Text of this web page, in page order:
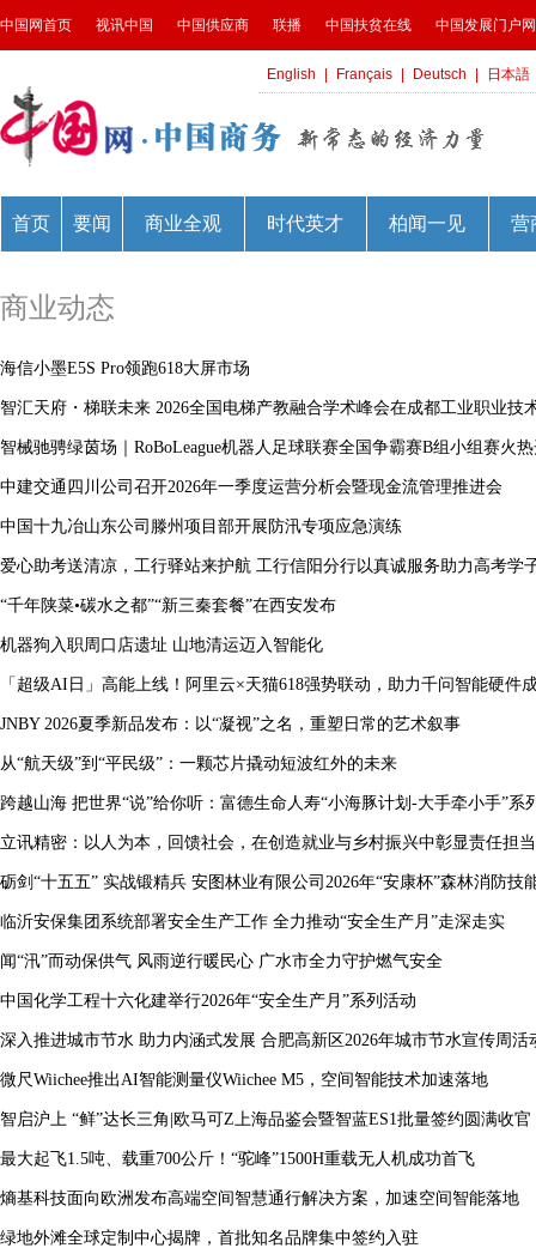
商业动态
海信小墨E5S Pro领跑618大屏市场
智汇天府・梯联未来 2026全国电梯产教融合学术峰会在成都工业职业技
智械驰骋绿茵场｜RoBoLeague机器人足球联赛全国争霸赛B组小组赛火
中建交通四川公司召开2026年一季度运营分析会暨现金流管理推进会
中国十九冶山东公司滕州项目部开展防汛专项应急演练
爱心助考送清凉，工行驿站来护航 工行信阳分行以真诚服务助力高考学
“千年陕菜•碳水之都”“新三秦套餐”在西安发布
机器狗入职周口店遗址 山地清运迈入智能化
「超级AI日」高能上线！阿里云×天猫618强势联动，助力千问智能硬件
JNBY 2026夏季新品发布：以“凝视”之名，重塑日常的艺术叙事
从“航天级”到“平民级”：一颗芯片撬动短波红外的未来
跨越山海 把世界“说”给你听：富德生命人寿“小海豚计划-大手牵小手”系
立讯精密：以人为本，回馈社会，在创造就业与乡村振兴中彰显责任担当
临沂安保集团系统部署安全生产工作 全力推动“安全生产月”走深走实
闻“汛”而动保供气 风雨逆行暖民心 广水市全力守护燃气安全
中国化学工程十六化建举行2026年“安全生产月”系列活动
深入推进城市节水 助力内涵式发展 合肥高新区2026年城市节水宣传周活
微尺Wiichee推出AI智能测量仪Wiichee M5，空间智能技术加速落地
智启沪上 “鲜”达长三角|欧马可Z上海品鉴会暨智蓝ES1批量签约圆满收官
最大起飞1.5吨、载重700公斤！“驼峰”1500H重载无人机成功首飞
熵基科技面向欧洲发布高端空间智慧通行解决方案，加速空间智能落地
绿地外滩全球定制中心揭牌，首批知名品牌集中签约入驻